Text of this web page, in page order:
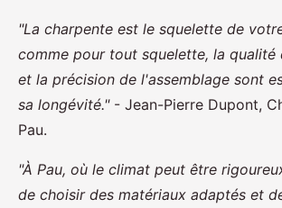
"La charpente est le squelette de
comme pour tout squelette, la qualité
et la précision de l'assemblage sont
sa longévité."- Jean-Pierre Dupont,
Pau.
"À Pau, où le climat peut être
de choisir des matériaux adaptés et